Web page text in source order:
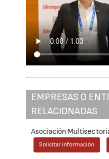
EMPRESAS O
RELACIONADAS
Asociación
Solicitar información